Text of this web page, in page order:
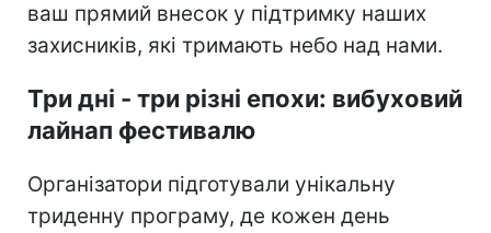
ваш прямий внесок у підтримку наших
захисників, які тримають небо над нами.
Три дні - три різні епохи: вибуховий
лайнап фестивалю
Організатори підготували унікальну
триденну програму, де кожен день